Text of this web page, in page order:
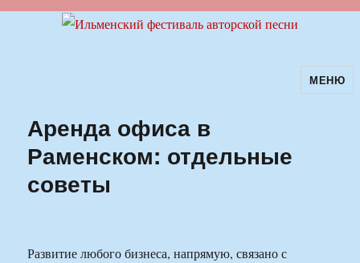
Ильменский фестиваль авторскойМЕНЮ
Аренда офиса в
Раменском: отдельные
советы
Развитие любого бизнеса, напрямую, связано с